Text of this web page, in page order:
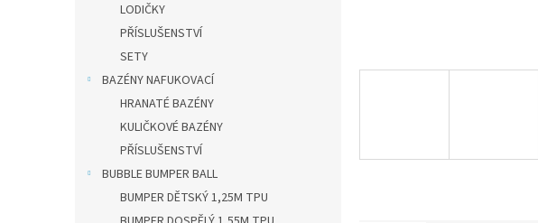
LODIČKY
PŘÍSLUŠENSTVÍ
SETY
BAZÉNY NAFUKOVACÍ
HRANATÉ BAZÉNY
KULIČKOVÉ BAZÉNY
PŘÍSLUŠENSTVÍ
BUBBLE BUMPER BALL
BUMPER DĚTSKÝ 1,25M TPU